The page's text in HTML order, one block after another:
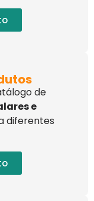
de
e
diferentes